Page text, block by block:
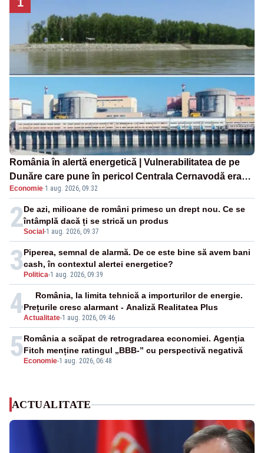
România în alertă energetică | Vulnerabilitatea de pe
Dunăre care pune în pericol Centrala Cernavodă era
cunoscută de pe vremea lui Ceaușescu
Economie·1 aug. 2026, 09:32
2Social -1 aug. 2026, 09:37
De azi, milioane de români primesc un drept nou. Ce se
întâmplă dacă ți se strică un produs
3 Politica-1 aug. 2026, 09:39
Piperea, semnal de alarmă. De ce este bine să avem bani
cash, în contextul alertei energetice?
4Actualitate-1 aug. 2026, 09:46
România, la limita tehnică a importurilor de energie.
Prețurile cresc alarmant - Analiză Realitatea Plus
5 Economie-1 aug. 2026, 06:48
România a scăpat de retrogradarea economiei. Agenția
Fitch menține ratingul „BBB-” cu perspectivă negativă
ACTUALITATE